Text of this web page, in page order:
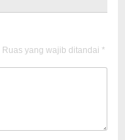
Ruas yang wajib ditandai *